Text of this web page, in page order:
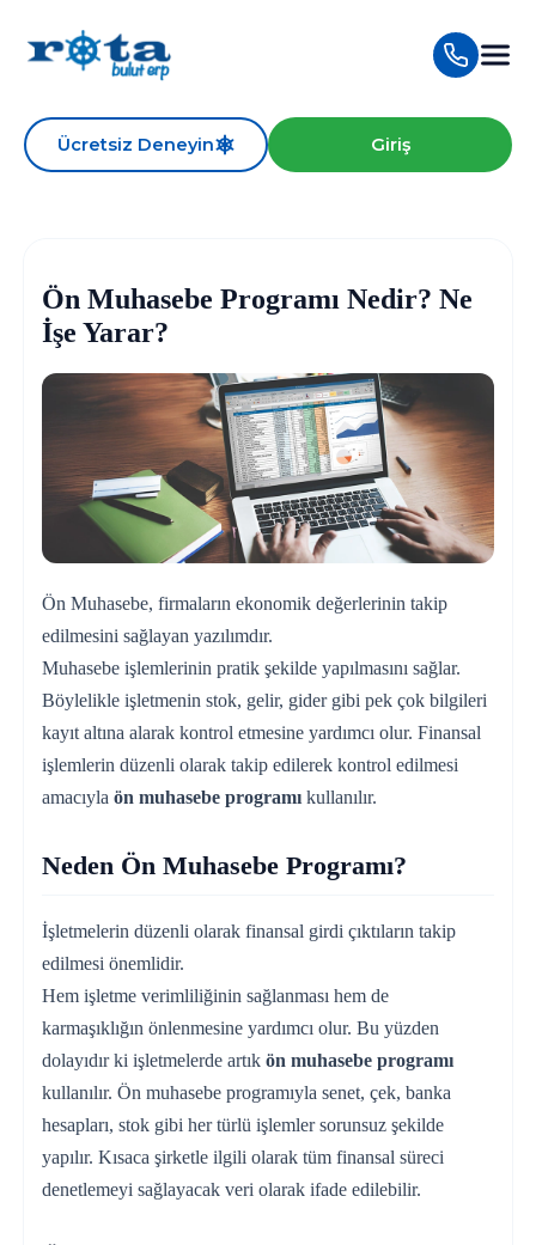
Ücretsiz Deneyin Giriş
Ön Muhasebe Programı Nedir? Ne
İşe Yarar?
Ön Muhasebe, firmaların ekonomik değerlerinin takip
edilmesini sağlayan yazılımdır.
Muhasebe işlemlerinin pratik şekilde yapılmasını sağlar.
Böylelikle işletmenin stok, gelir, gider gibi pek çok bilgileri
kayıt altına alarak kontrol etmesine yardımcı olur. Finansal
işlemlerin düzenli olarak takip edilerek kontrol edilmesi
amacıyla ön muhasebe programıkullanılır.
Neden Ön Muhasebe Programı?
İşletmelerin düzenli olarak finansal girdi çıktıların takip
edilmesi önemlidir.
Hem işletme verimliliğinin sağlanması hem de
karmaşıklığın önlenmesine yardımcı olur. Bu yüzden
dolayıdır ki işletmelerde artık ön muhasebe programı
kullanılır. Ön muhasebe programıyla senet, çek, banka
hesapları, stok gibi her türlü işlemler sorunsuz şekilde
yapılır. Kısaca şirketle ilgili olarak tüm finansal süreci
denetlemeyi sağlayacak veri olarak ifade edilebilir.